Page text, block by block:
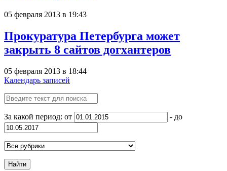
05 февраля 2013 в 19:43
Прокуратура Петербурга может
закрыть 8 сайтов догхантеров
05 февраля 2013 в 18:44
Календарь записей
За какой период: от - до
Найти